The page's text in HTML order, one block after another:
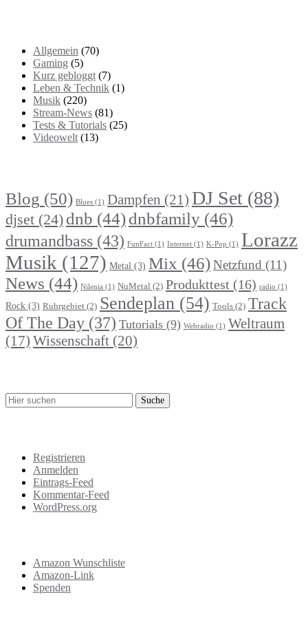
Allgemein (70)
Gaming (5)
Kurz gebloggt (7)
Leben & Technik (1)
Musik (220)
Stream-News (81)
Tests & Tutorials (25)
Videowelt (13)
Blog (50) Blues (1) Dampfen (21) DJ Set (88)
djset (24) dnb (44)dnbfamily (46)
drumandbass (43) FunFact (1) Internet (1) K-Pop (1) Lorazz
Musik (127) Metal (3) Mix (46)Netzfund (11)
News (44) Nilenia (1) NuMetal (2) Produkttest (16) radio (1)
Rock (3) Ruhrgebiet (2) Sendeplan (54) Tools (2) Track
Of The Day (37) Tutorials (9) Webradio (1) Weltraum
(17) Wissenschaft (20)
Registrieren
Anmelden
Eintrags-Feed
Kommentar-Feed
WordPress.org
Amazon Wunschliste
Amazon-Link
Spenden